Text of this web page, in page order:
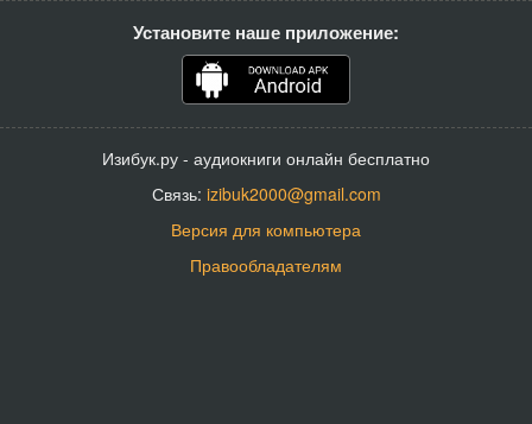
Установите наше приложение:
Изибук.ру - аудиокниги онлайн бесплатно
Связь: izibuk2000@gmail.com
Версия для компьютера
Правообладателям